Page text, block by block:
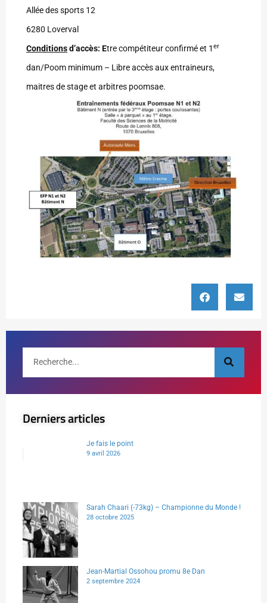
Allée des sports 12
6280 Loverval
Conditionsd’accès: Etre compétiteur confirmé et 1 er
dan/Poom minimum – Libre accès aux entraineurs,
maitres de stage et arbitres poomsae.
Derniers articles
Je fais le point
9 avril 2026
Sarah Chaari (-73kg) – Championne du Monde !
28 octobre 2025
Jean-Martial Ossohou promu 8e Dan
2 septembre 2024